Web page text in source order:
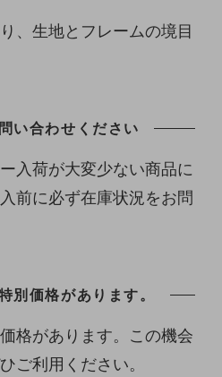
、生地とフレームの境目
い合わせください
入荷が大変少ない商品に
前に必ず在庫状況をお問
別価格があります。
格があります。この機会
ご利用ください。